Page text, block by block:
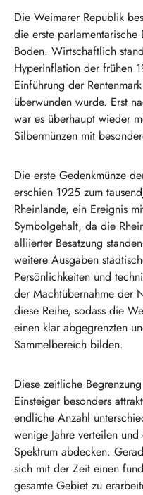
Die Weimarer Republik
die erste
Boden. Wirtschaftlich
Hyperinflation der frühen
Einführung der
überwunden wurde. Erst
war es überhaupt wieder
Silbermünzen mit
Die erste Gedenkmünze
erschien 1925 zum
Rheinlande, ein Ereignis
Symbolgehalt, da die
alliierter Besatzung
weitere Ausgaben
Persönlichkeiten und
der Machtübernahme der
diese Reihe, sodass die
einen klar abgegrenzten
Sammelbereich bilden.
Diese zeitliche
Einsteiger besonders
endliche Anzahl
wenige Jahre verteilen
Spektrum abdecken.
sich mit der Zeit einen
gesamte Gebiet zu